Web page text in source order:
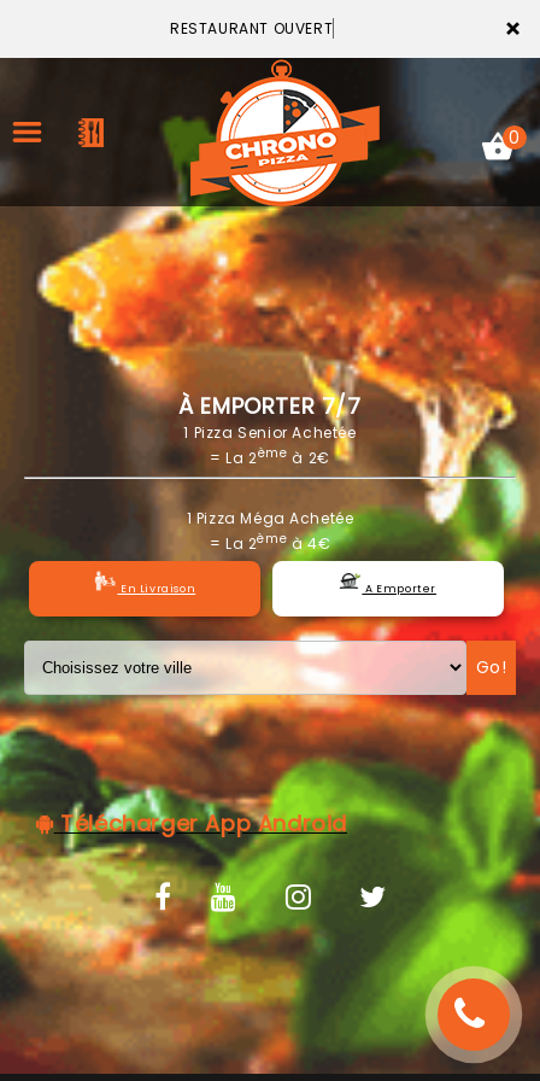
×
RESTAURANT OUVERT
ACCUEIL
LA CARTE
VOTRE COMPTE
NOTRE RESTAURANT
VOS AVIS
MENTIONS LÉGALES
0
À EMPORTER 7/7
1 Pizza Senior Achetée
= La 2ème à 2€
1 Pizza Méga Achetée
= La 2èmeà 4€
En Livraison A Emporter
Go!
Télécharger App Android